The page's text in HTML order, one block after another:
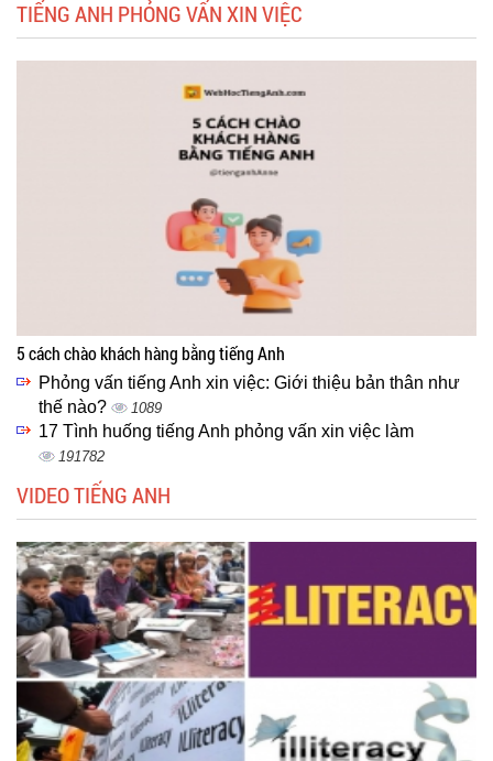
TIẾNG ANH PHỎNG VẤN XIN VIỆC
5 cách chào khách hàng bằng tiếng Anh
Phỏng vấn tiếng Anh xin việc: Giới thiệu bản thân như
thế nào?
1089
17 Tình huống tiếng Anh phỏng vấn xin việc làm
191782
VIDEO TIẾNG ANH